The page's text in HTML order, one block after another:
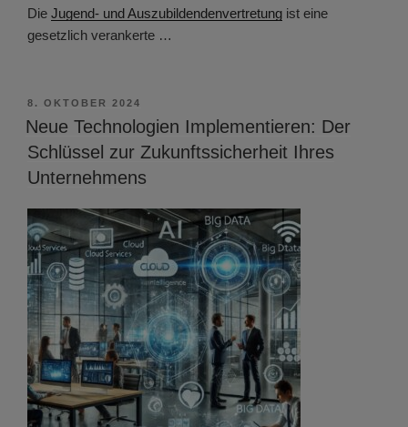
Die Jugend- und Auszubildendenvertretung ist eine
gesetzlich verankerte …
VERÖFFENTLICHT
AM
8. OKTOBER 2024
Neue Technologien Implementieren: Der
Schlüssel zur Zukunftssicherheit Ihres
Unternehmens